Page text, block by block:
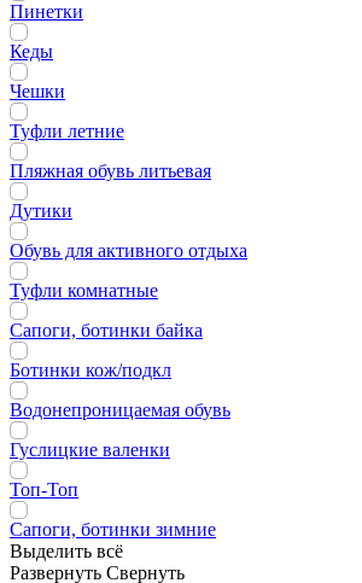
Пинетки
Кеды
Чешки
Туфли летние
Пляжная обувь литьевая
Дутики
Обувь для активного отдыха
Туфли комнатные
Сапоги, ботинки байка
Ботинки кож/подкл
Водонепроницаемая обувь
Гуслицкие валенки
Топ-Топ
Сапоги, ботинки зимние
Выделить всё
Развернуть Свернуть